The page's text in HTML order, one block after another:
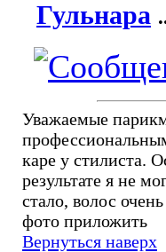
Гульнара
Уважаемые
каре у стилиста.
результате я не
стало, волос
фото приложить
Вернуться наверх